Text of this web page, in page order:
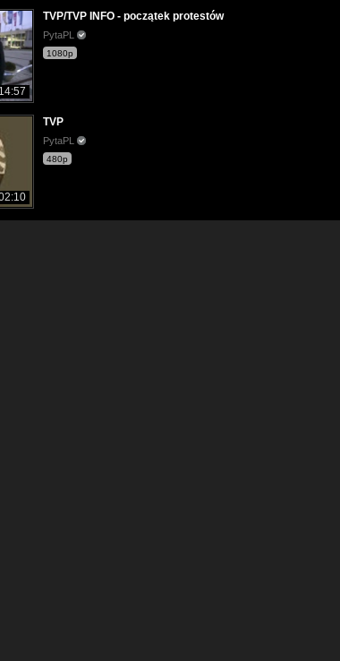
14:57
TVP/TVP INFO - początek protestów
PytaPL
1080p
TVP
PytaPL
480p